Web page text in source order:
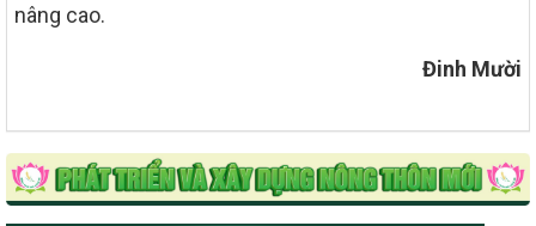
nâng cao.
Đinh Mười